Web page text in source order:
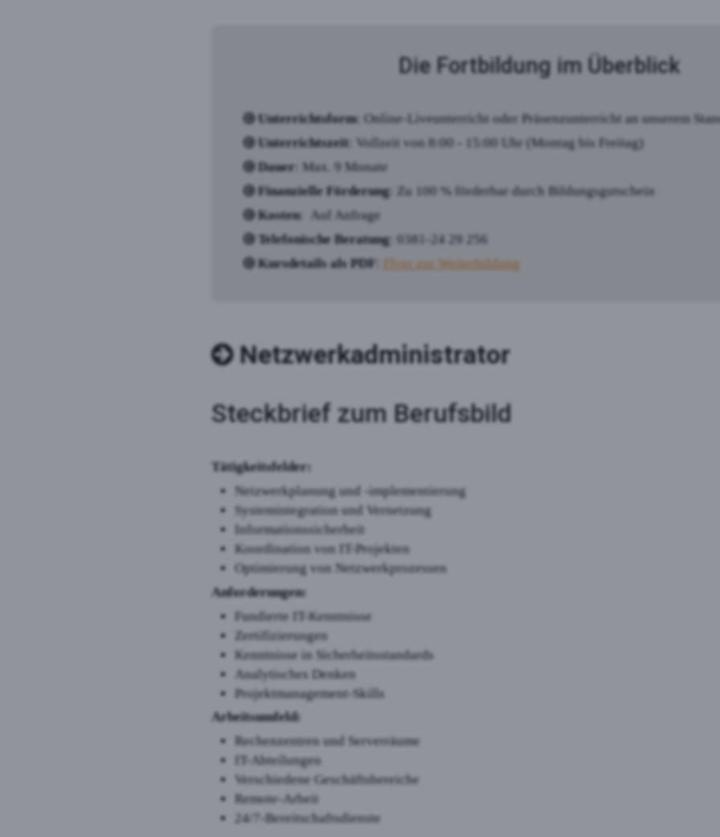
Die Fortbildung im Überblick
Unterrichtsform: Online-Liveunterricht oder Präsenzunterricht an unserem
Unterrichtszeit: Vollzeit von 8:00 - 15:00 Uhr (Montag bis Freitag)
Dauer : Max. 9 Monate
Finanzielle Förderung: Zu 100 % förderbar durch Bildungsgutschein
Kosten: Auf Anfrage
Telefonische Beratung: 0381-24 29 256
Kursdetails als PDF
Flyer zur Weiterbildung
Netzwerkadministrator
Steckbrief zum Berufsbild
Tätigkeitsfelder:
Netzwerkplanung und -implementierung
Systemintegration und Vernetzung
Informationssicherheit
Koordination von IT-Projekten
Optimierung von Netzwerkprozessen
Anforderungen:
Fundierte IT-Kenntnisse
Zertifizierungen
Kenntnisse in Sicherheitsstandards
Analytisches Denken
Projektmanagement-Skills
Arbeitsumfeld:
Rechenzentren und Serverräume
IT-Abteilungen
Verschiedene Geschäftsbereiche
Remote-Arbeit
24/7-Bereitschaftsdienste